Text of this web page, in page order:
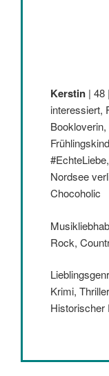
Kerstin | 48
interessiert,
Nordsee
Chocoholic
Rock,
Krimi,
Historischer